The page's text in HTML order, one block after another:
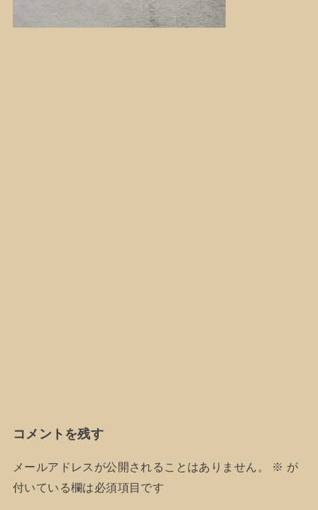
コメントを残す
メールアドレスが公開されることはありません。 ※ が
付いている欄は必須項目です